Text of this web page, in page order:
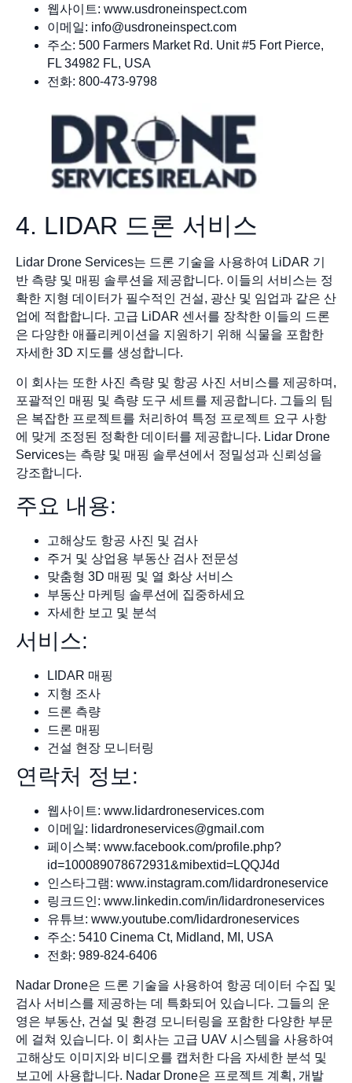
웹사이트: www.usdroneinspect.com
이메일: info@usdroneinspect.com
주소: 500 Farmers Market Rd. Unit #5 Fort Pierce,
FL 34982 FL, USA
전화: 800-473-9798
4. LIDAR 드론 서비스
Lidar Drone Services는 드론 기술을 사용하여 LiDAR 기
반 측량 및 매핑 솔루션을 제공합니다. 이들의 서비스는 정
확한 지형 데이터가 필수적인 건설, 광산 및 임업과 같은 산
업에 적합합니다. 고급 LiDAR 센서를 장착한 이들의 드론
은 다양한 애플리케이션을 지원하기 위해 식물을 포함한
자세한 3D 지도를 생성합니다.
이 회사는 또한 사진 측량 및 항공 사진 서비스를 제공하며,
포괄적인 매핑 및 측량 도구 세트를 제공합니다. 그들의 팀
은 복잡한 프로젝트를 처리하여 특정 프로젝트 요구 사항
에 맞게 조정된 정확한 데이터를 제공합니다. Lidar Drone
Services는 측량 및 매핑 솔루션에서 정밀성과 신뢰성을
강조합니다.
주요 내용:
고해상도 항공 사진 및 검사
주거 및 상업용 부동산 검사 전문성
맞춤형 3D 매핑 및 열 화상 서비스
부동산 마케팅 솔루션에 집중하세요
자세한 보고 및 분석
서비스:
LIDAR 매핑
지형 조사
드론 측량
드론 매핑
건설 현장 모니터링
연락처 정보:
웹사이트: www.lidardroneservices.com
이메일: lidardroneservices@gmail.com
페이스북: www.facebook.com/profile.php?
id=100089078672931&mibextid=LQQJ4d
인스타그램: www.instagram.com/lidardroneservice
링크드인: www.linkedin.com/in/lidardroneservices
유튜브: www.youtube.com/lidardroneservices
주소: 5410 Cinema Ct, Midland, MI, USA
전화: 989-824-6406
Nadar Drone은 드론 기술을 사용하여 항공 데이터 수집 및
검사 서비스를 제공하는 데 특화되어 있습니다. 그들의 운
영은 부동산, 건설 및 환경 모니터링을 포함한 다양한 부문
에 걸쳐 있습니다. 이 회사는 고급 UAV 시스템을 사용하여
고해상도 이미지와 비디오를 캡처한 다음 자세한 분석 및
보고에 사용합니다. Nadar Drone은 프로젝트 계획, 개발